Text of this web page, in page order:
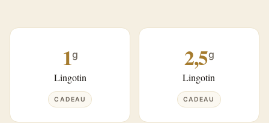
1g
Lingotin
CADEAU
2,5g
Lingotin
CADEAU